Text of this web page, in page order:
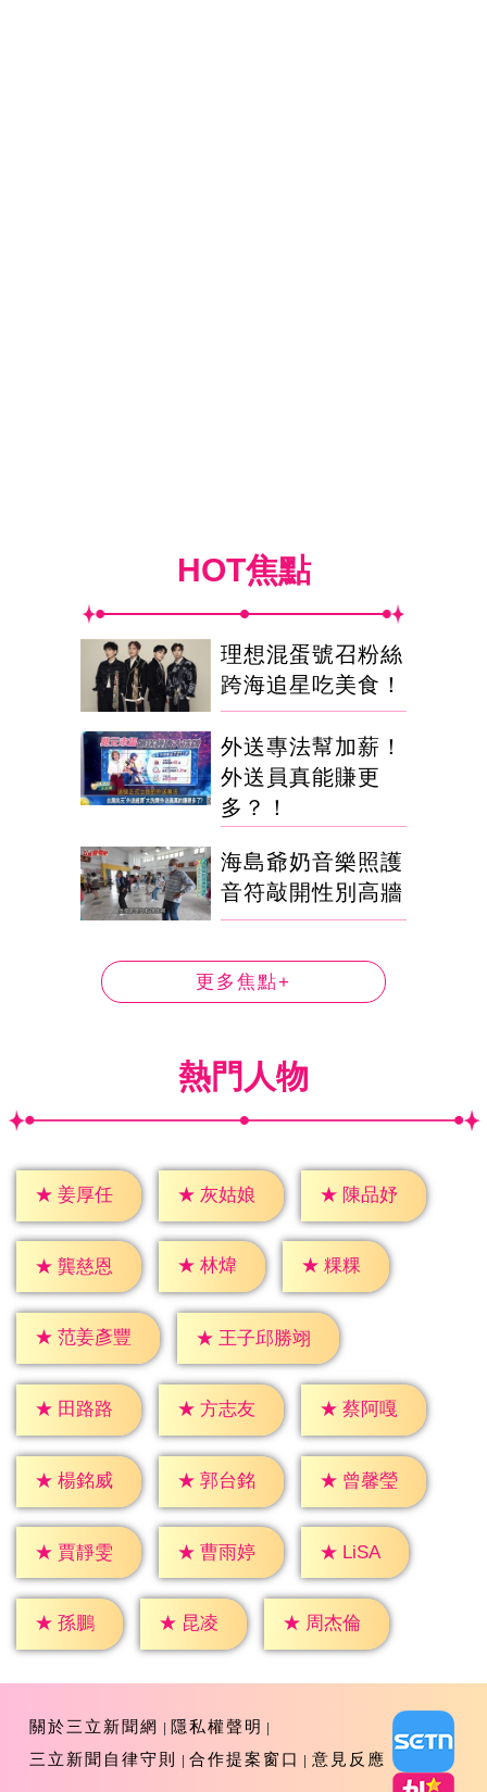
HOT焦點
理想混蛋號召粉絲
跨海追星吃美食！
外送專法幫加薪！
外送員真能賺更
多？！
海島爺奶音樂照護
音符敲開性別高牆
更多焦點+
熱門人物
★ 姜厚任 ★ 灰姑娘 ★ 陳品妤
★ 龔慈恩 ★ 林煒 ★ 粿粿
★ 范姜彥豐 ★ 王子邱勝翊
★ 田路路 ★ 方志友 ★ 蔡阿嘎
★ 楊銘威 ★ 郭台銘 ★ 曾馨瑩
★ 賈靜雯 ★ 曹雨婷 ★ LiSA
★ 孫鵬 ★ 昆凌 ★ 周杰倫
關於三立新聞網
隱私權聲明
三立新聞自律守則
合作提案窗口 意見反應